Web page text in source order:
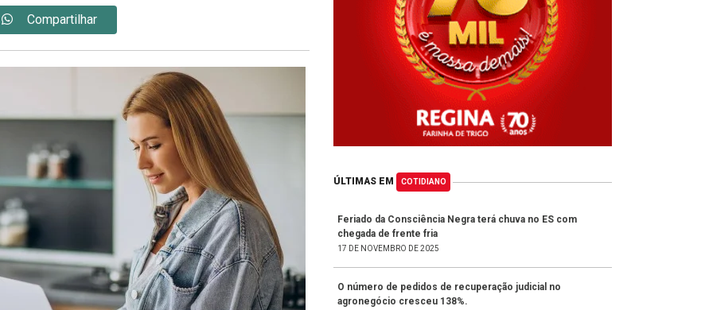
Compartilhar
ÚLTIMAS EM COTIDIANO
Feriado da Consciência Negra terá chuva no ES com
chegada de frente fria
17 DE NOVEMBRO DE 2025
O número de pedidos de recuperação judicial no
agronegócio cresceu 138%.